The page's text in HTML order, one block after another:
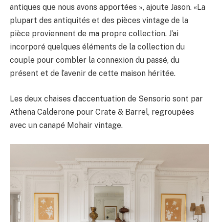
antiques que nous avons apportées », ajoute Jason. «La
plupart des antiquités et des pièces vintage de la
pièce proviennent de ma propre collection. J’ai
incorporé quelques éléments de la collection du
couple pour combler la connexion du passé, du
présent et de l’avenir de cette maison héritée.
Les deux chaises d’accentuation de Sensorio sont par
Athena Calderone pour Crate & Barrel, regroupées
avec un canapé Mohair vintage.